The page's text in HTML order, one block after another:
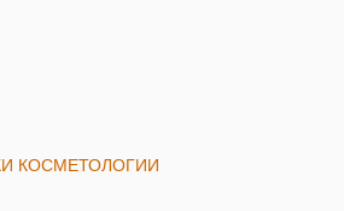
КОСМЕТОЛОГИИ